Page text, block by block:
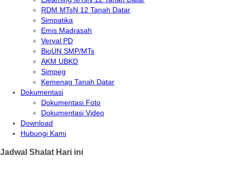
RDM MTsN 12 Tanah Datar
Simpatika
Emis Madrasah
Verval PD
BioUN SMP/MTs
AKM UBKD
Simpeg
Kemenag Tanah Datar
Dokumentasi
Dokumentasi Foto
Dokumentasi Video
Download
Hubungi Kami
Jadwal Shalat Hari ini